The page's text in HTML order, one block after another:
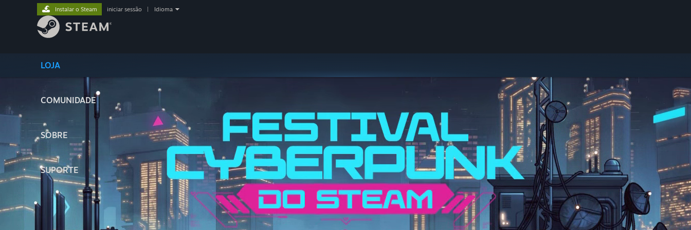
LOJA
COMUNIDADE
SOBRE
SUPORTE
Instalar o Steam iniciar sessão Idioma